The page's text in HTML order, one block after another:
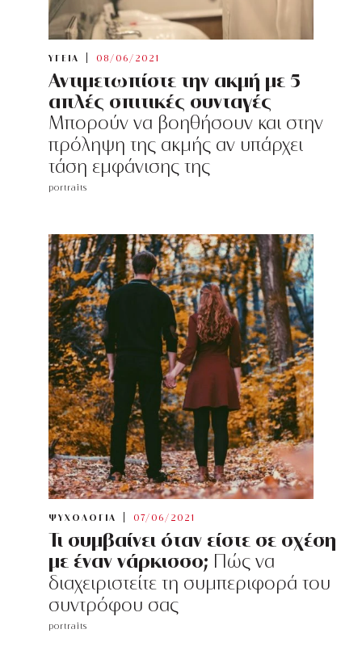
ΥΓΕΙΑ 08/06/2021
Αντιμετωπίστε την ακμή με 5
απλές σπιτικές συνταγές
Μπορούν να βοηθήσουν και στην
πρόληψη της ακμής αν υπάρχει
τάση εμφάνισης της
portraits
ΨΥΧΟΛΟΓΙΑ 07/06/2021
Τι συμβαίνει όταν είστε σε σχέση
με έναν νάρκισσο; Πώς να
διαχειριστείτε τη συμπεριφορά του
συντρόφου σας
portraits